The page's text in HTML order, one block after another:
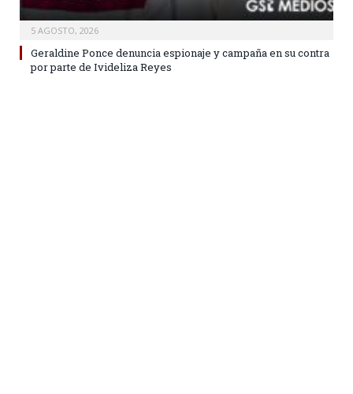
5 AGOSTO, 2026
Geraldine Ponce denuncia espionaje y campaña en su contra
por parte de Ivideliza Reyes